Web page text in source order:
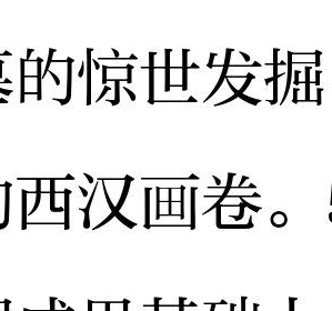
惊世发
汉画卷